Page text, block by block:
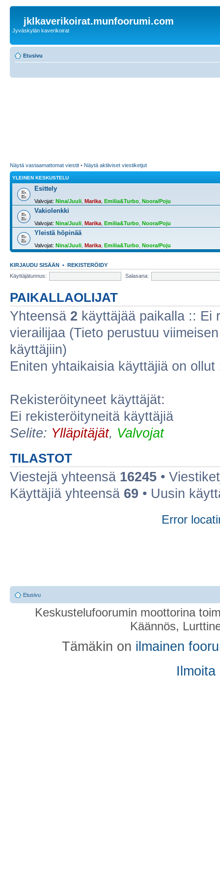
jklkaverikoirat.munfoorumi.com
Jyväskylän kaverikoirat
Etusivu
Näytä vastaamattomat viestit • Näytä aktiiviset viestiketjut
YLEINEN KESKUSTELU
Esittely
Valvojat: Nina/Juuli Marika Emilia&Turbo Noora/Poju
Vakiolenkki
Valvojat: Nina/Juuli Marika Emilia&Turbo Noora/Poju
Yleistä höpinää
Valvojat: Nina/Juuli Marika Emilia&Turbo Noora/Poju
KIRJAUDU SISÄÄN • REKISTERÖIDY
Käyttäjätunnus:
Salasana:
PAIKALLAOLIJAT
Yhteensä 2 käyttäjää paikalla :: Ei
vierailijaa (Tieto perustuu
käyttäjiin)
Eniten yhtaikaisia käyttäjiä on ollut
Rekisteröityneet käyttäjät:
Ei rekisteröityneitä käyttäjiä
Selite: Ylläpitäjät, Valvojat
TILASTOT
Viestejä yhteensä 16245 •
Käyttäjiä yhteensä 69 • Uusin
Error
Etusivu
Keskustelufoorumin moottorina
Käännös,
Tämäkin on ilmainen